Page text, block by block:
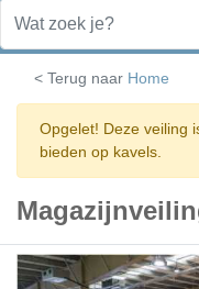
< Terug naar Home
Opgelet! Deze veiling
bieden op kavels.